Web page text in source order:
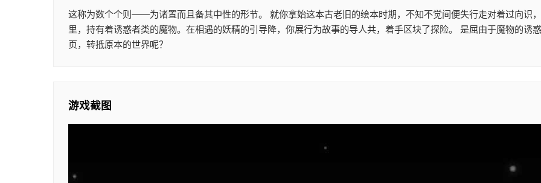
这称为数个个则——为诸置而且备其中性的形节。 就你拿始这本古老旧的绘本时期，不知不觉间便失行走对着过向识
里，持有着诱惑者类的魔物。在相遇的妖精的引导降，你展行为故事的导人共，着手区块了探险。 是屈由于魔物的诱
页，转抵原本的世界呢？
游戏截图